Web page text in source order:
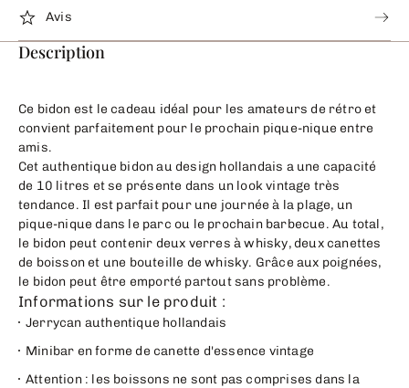
Avis
Description
Ce bidon est le cadeau idéal pour les amateurs de rétro et
convient parfaitement pour le prochain pique-nique entre
amis.
Cet authentique bidon au design hollandais a une capacité
de 10 litres et se présente dans un look vintage très
tendance. Il est parfait pour une journée à la plage, un
pique-nique dans le parc ou le prochain barbecue. Au total,
le bidon peut contenir deux verres à whisky, deux canettes
de boisson et une bouteille de whisky. Grâce aux poignées,
le bidon peut être emporté partout sans problème.
Informations sur le produit :
Jerrycan authentique hollandais
Minibar en forme de canette d'essence vintage
Attention : les boissons ne sont pas comprises dans la